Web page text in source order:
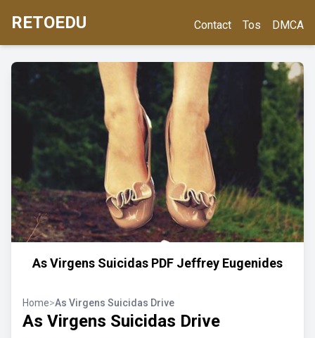
RETOEDU Contact Tos DMCA
As Virgens Suicidas PDF Jeffrey Eugenides
Home>As Virgens Suicidas Drive
As Virgens Suicidas Drive